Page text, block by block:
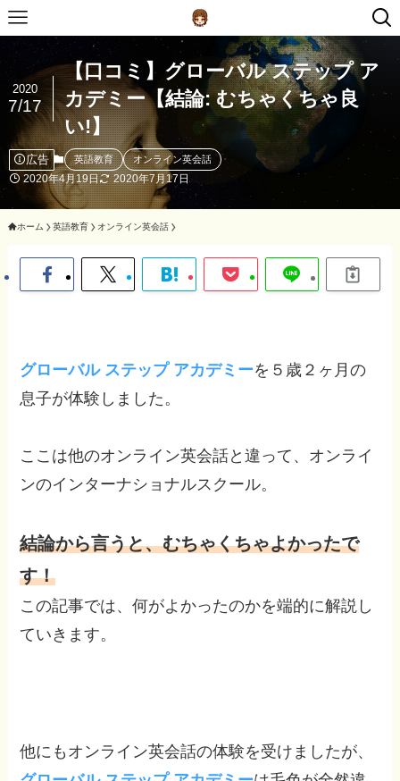
【口コミ】グローバル ステップ ア
カデミー【結論: むちゃくちゃ良
い!】
2020
7/17
広告 英語教育 オンライン英会話
2020年4月19日 2020年7月17日
ホーム 英語教育 オンライン英会話
グローバル ステップ アカデミーを５歳２ヶ月の
息子が体験しました。
ここは他のオンライン英会話と違って、オンライ
ンのインターナショナルスクール。
結論から言うと、むちゃくちゃよかったで
す！
この記事では、何がよかったのかを端的に解説し
ていきます。
他にもオンライン英会話の体験を受けましたが、